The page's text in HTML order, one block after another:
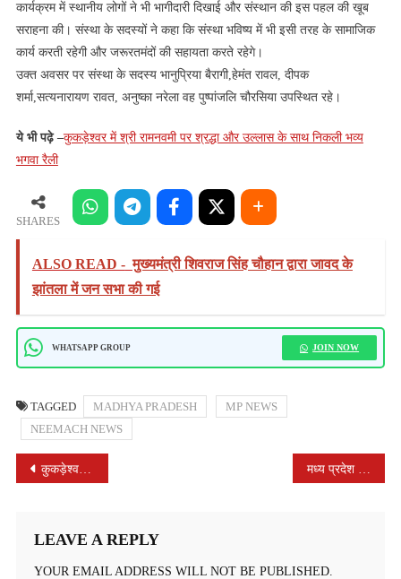
कार्यक्रम में स्थानीय लोगों ने भी भागीदारी दिखाई और संस्थान की इस पहल की खूब
सराहना की। संस्था के सदस्यों ने कहा कि संस्था भविष्य में भी इसी तरह के सामाजिक
कार्य करती रहेगी और जरूरतमंदों की सहायता करते रहेगे।
उक्त अवसर पर संस्था के सदस्य भानुप्रिया बैरागी,हेमंत रावल, दीपक
शर्मा,सत्यनारायण रावत, अनुष्का नरेला वह पुष्पांजलि चौरसिया उपस्थित रहे।
ये भी पढ़े –कुकड़ेश्वर में श्री रामनवमी पर श्रद्धा और उल्लास के साथ निकली भव्य
भगवा रैली
SHARES
ALSO READ - मुख्यमंत्री शिवराज सिंह चौहान द्वारा जावद के
झांतला में जन सभा की गई
WHATSAPP GROUP JOIN NOW
TAGGED MADHYA PRADESH
MP NEWS
NEEMACH NEWS
POST
कुकड़ेश्वर में श्री रामनवमी पर श्रद्धा और उल्लास के साथ निकली भव्य भगवा रैली
LEAVE A REPLY
YOUR EMAIL ADDRESS WILL NOT BE PUBLISHED.